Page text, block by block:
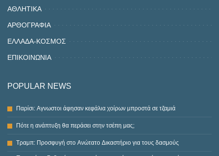
ΑΘΛΗΤΙΚΑ
ΑΡΘΟΓΡΑΦΙΑ
ΕΛΛΑΔΑ-ΚΟΣΜΟΣ
ΕΠΙΚΟΙΝΩΝΙΑ
POPULAR NEWS
Παρίσι: Αγνωστοι άφησαν κεφάλια χοίρων μπροστά σε τζαμιά
Πότε η ανάπτυξη θα περάσει στην τσέπη μας;
Τραμπ: Προσφυγή στο Ανώτατο Δικαστήριο για τους δασμούς